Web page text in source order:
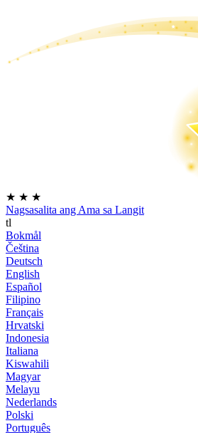
★ ★ ★
Nagsasalita ang Ama sa Langit
tl
Bokmål
Čeština
Deutsch
English
Español
Filipino
Français
Hrvatski
Indonesia
Italiana
Kiswahili
Magyar
Melayu
Nederlands
Polski
Português